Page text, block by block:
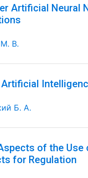
Artificial Neural
В.
Б. А.
of the
for Regulation